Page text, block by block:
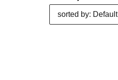
sorted by: Default